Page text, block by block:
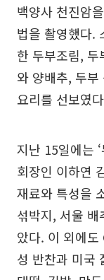
백양사 천진암
법을 촬영했다.
한 두부조림,
와 양배추, 두
요리를 선보였
지난 15일에는
회장인 이하연
재료와 특성을
섞박지, 서울
았다. 이 외에도
성 반찬과 미국